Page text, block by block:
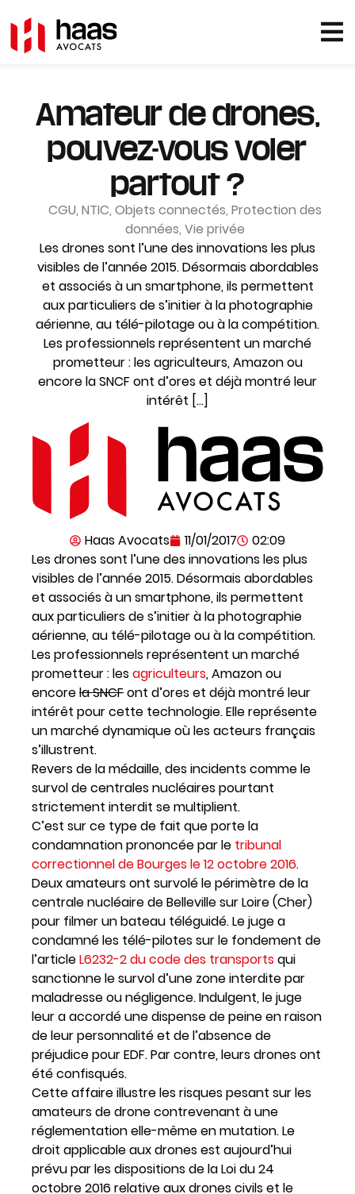
Amateur de drones,
pouvez-vous voler
partout ?
CGU, NTIC, Objets connectés, Protection des
données, Vie privée
Les drones sont l’une des innovations les plus
visibles de l’année 2015. Désormais abordables
et associés à un smartphone, ils permettent
aux particuliers de s’initier à la photographie
aérienne, au télé-pilotage ou à la compétition.
Les professionnels représentent un marché
prometteur : les agriculteurs, Amazon ou
encore la SNCF ont d’ores et déjà montré leur
intérêt […]
Haas Avocats 11/01/2017
02:09
Les drones sont l’une des innovations les plus
visibles de l’année 2015. Désormais abordables
et associés à un smartphone, ils permettent
aux particuliers de s’initier à la photographie
aérienne, au télé-pilotage ou à la compétition.
Les professionnels représentent un marché
prometteur : lesagriculteurs, Amazon ou
encorela SNCFont d’ores et déjà montré leur
intérêt pour cette technologie. Elle représente
un marché dynamique où les acteurs français
s’illustrent.
Revers de la médaille, des incidents comme le
survol de centrales nucléaires pourtant
strictement interdit se multiplient.
C’est sur ce type de fait que porte la
condamnation prononcée par le tribunal
correctionnel de Bourges le 12 octobre 2016.
Deux amateurs ont survolé le périmètre de la
centrale nucléaire de Belleville sur Loire (Cher)
pour filmer un bateau téléguidé. Le juge a
condamné les télé-pilotes sur le fondement de
l’articleL6232-2 du code des transportsqui
sanctionne le survol d’une zone interdite par
maladresse ou négligence. Indulgent, le juge
leur a accordé une dispense de peine en raison
de leur personnalité et de l’absence de
préjudice pour EDF. Par contre, leurs drones ont
été confisqués.
Cette affaire illustre les risques pesant sur les
amateurs de drone contrevenant à une
réglementation elle-même en mutation. Le
droit applicable aux drones est aujourd’hui
prévu par les dispositions de la Loi du 24
octobre 2016 relative aux drones civils et le